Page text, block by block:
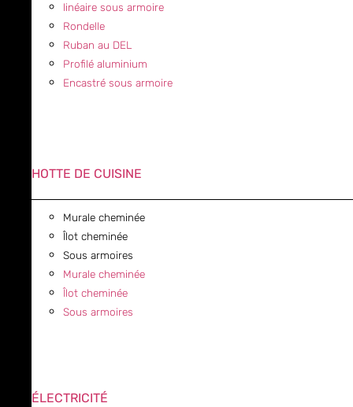
linéaire sous armoire
Rondelle
Ruban au DEL
Profilé aluminium
Encastré sous armoire
HOTTE DE CUISINE
Murale cheminée
Îlot cheminée
Sous armoires
Murale cheminée
Îlot cheminée
Sous armoires
ÉLECTRICITÉ